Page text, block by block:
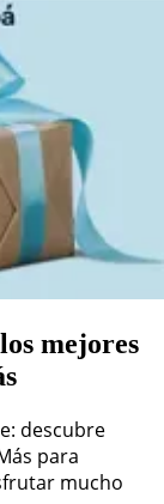
mejores
descubre
para
mucho